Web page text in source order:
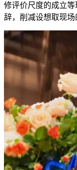
修评价尺度的成立
辞，削减设想取现